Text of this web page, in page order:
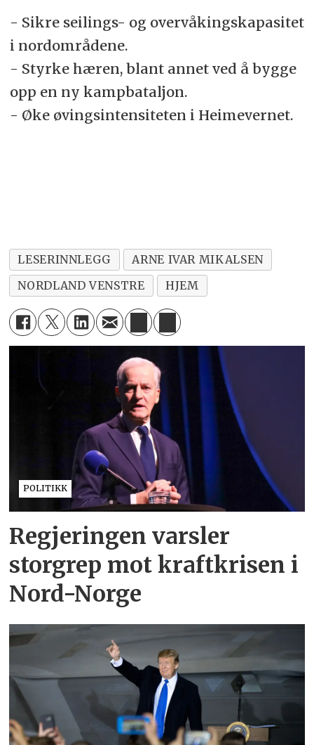
- Sikre seilings- og overvåkingskapasitet
i nordområdene.
- Styrke hæren, blant annet ved å bygge
opp en ny kampbataljon.
- Øke øvingsintensiteten i Heimevernet.
LESERINNLEGG
ARNE IVAR MIKALSEN
NORDLAND VENSTRE
HJEM
POLITIKK
Regjeringen varsler
storgrep mot kraftkrisen i
Nord-Norge